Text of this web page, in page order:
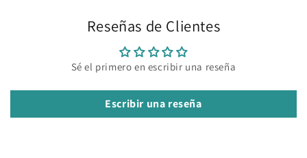
Reseñas de Clientes
Sé el primero en escribir una reseña
Escribir una reseña